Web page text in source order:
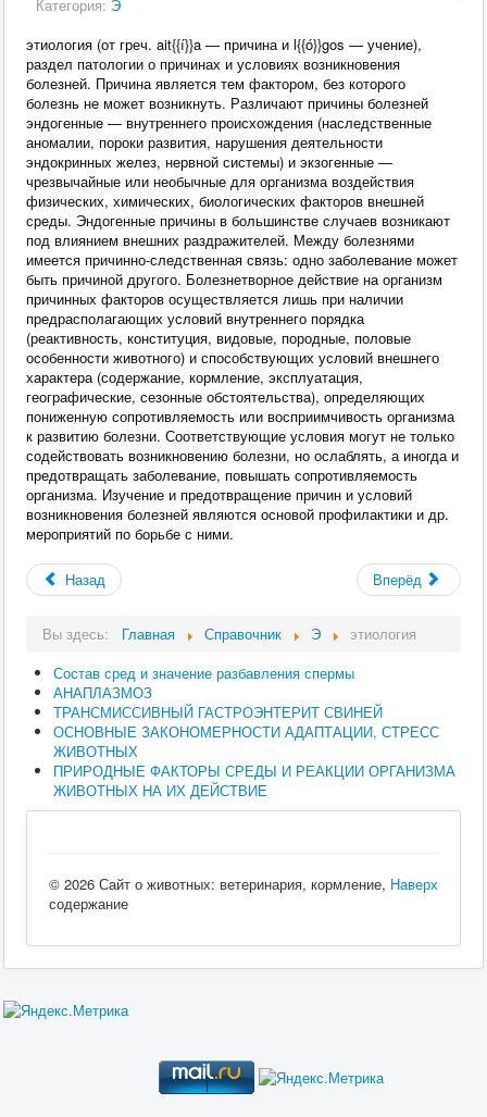
Категория: Э
этиология (от греч. ait{{í}}a — причина и l{{ó}}gos — учение),
раздел патологии о причинах и условиях возникновения
болезней. Причина является тем фактором, без которого
болезнь не может возникнуть. Различают причины болезней
эндогенные — внутреннего происхождения (наследственные
аномалии, пороки развития, нарушения деятельности
эндокринных желез, нервной системы) и экзогенные —
чрезвычайные или необычные для организма воздействия
физических, химических, биологических факторов внешней
среды. Эндогенные причины в большинстве случаев возникают
под влиянием внешних раздражителей. Между болезнями
имеется причинно-следственная связь: одно заболевание может
быть причиной другого. Болезнетворное действие на организм
причинных факторов осуществляется лишь при наличии
предрасполагающих условий внутреннего порядка
(реактивность, конституция, видовые, породные, половые
особенности животного) и способствующих условий внешнего
характера (содержание, кормление, эксплуатация,
географические, сезонные обстоятельства), определяющих
пониженную сопротивляемость или восприимчивость организма
к развитию болезни. Соответствующие условия могут не только
содействовать возникновению болезни, но ослаблять, а иногда и
предотвращать заболевание, повышать сопротивляемость
организма. Изучение и предотвращение причин и условий
возникновения болезней являются основой профилактики и др.
мероприятий по борьбе с ними.
Назад Вперёд
Вы здесь: Главная Справочник Э
этиология
Состав сред и значение разбавления спермы
АНАПЛАЗМОЗ
ТРАНСМИССИВНЫЙ ГАСТРОЭНТЕРИТ СВИНЕЙ
ОСНОВНЫЕ ЗАКОНОМЕРНОСТИ АДАПТАЦИИ, СТРЕСС
ЖИВОТНЫХ
ПРИРОДНЫЕ ФАКТОРЫ СРЕДЫ И РЕАКЦИИ ОРГАНИЗМА
ЖИВОТНЫХ НА ИХ ДЕЙСТВИЕ
Наверх
© 2026 Сайт о животных: ветеринария, кормление,
содержание